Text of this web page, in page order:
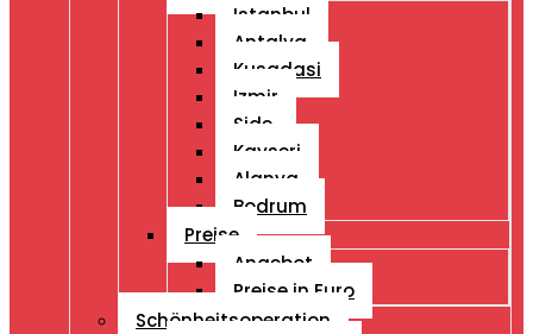
Istanbul
Antalya
Kusadasi
Izmir
Side
Kayseri
Alanya
Bodrum
Preise
Angebot
Preise in Euro
Schönheitsoperation